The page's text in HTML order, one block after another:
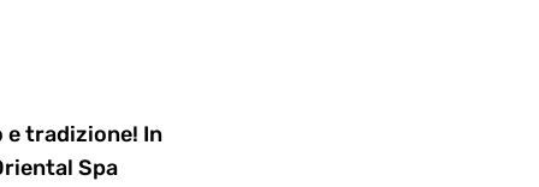
e tradizione! In
Spa